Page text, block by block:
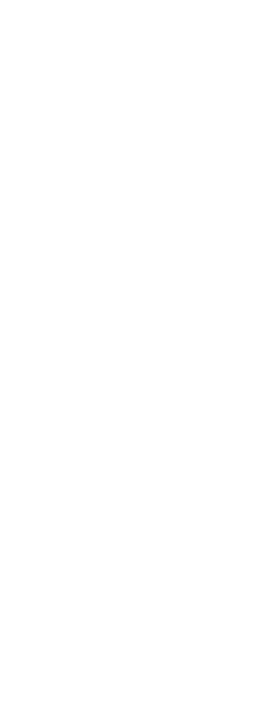
NinjaOne in
On-Demand-Demos an und
IT-Aufgaben wie
Patching, MDM,